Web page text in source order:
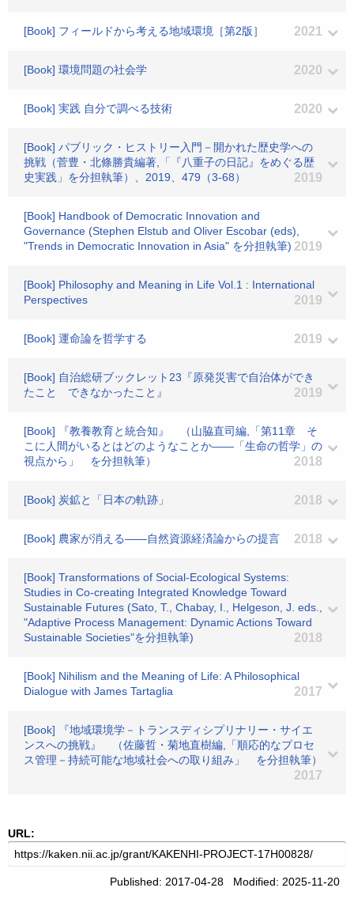
[Book] フィールドから考える地域環境［第2版］ 2021
[Book] 環境問題の社会学 2020
[Book] 実践 自分で調べる技術 2020
[Book] パブリック・ヒストリー入門－開かれた歴史学への
挑戦（菅豊・北條勝貴編著,「『八重子の日記』をめぐる歴
史実践」を分担執筆）、2019、479（3-68）
2019
[Book] Handbook of Democratic Innovation and
Governance (Stephen Elstub and Oliver Escobar (eds),
"Trends in Democratic Innovation in Asia" を分担執筆) 2019
[Book] Philosophy and Meaning in Life Vol.1 : International
Perspectives
2019
[Book] 運命論を哲学する 2019
[Book] 自治総研ブックレット23『原発災害で自治体ができ
たこと できなかったこと』
2019
[Book] 『教養教育と統合知』 （山脇直司編,「第11章 そ
こに人間がいるとはどのようなことか――「生命の哲学」の
視点から」 を分担執筆）
2018
[Book] 炭鉱と「日本の軌跡」 2018
[Book] 農家が消える――自然資源経済論からの提言 2018
[Book] Transformations of Social-Ecological Systems:
Studies in Co-creating Integrated Knowledge Toward
Sustainable Futures (Sato, T., Chabay, I., Helgeson, J. eds.,
"Adaptive Process Management: Dynamic Actions Toward
Sustainable Societies"を分担執筆)
2018
[Book] Nihilism and the Meaning of Life: A Philosophical
Dialogue with James Tartaglia
2017
[Book] 『地域環境学－トランスディシプリナリー・サイエ
ンスへの挑戦』 （佐藤哲・菊地直樹編,「順応的なプロセ
ス管理－持続可能な地域社会への取り組み」 を分担執筆）
2017
URL:
Published: 2017-04-28 Modified: 2025-11-20